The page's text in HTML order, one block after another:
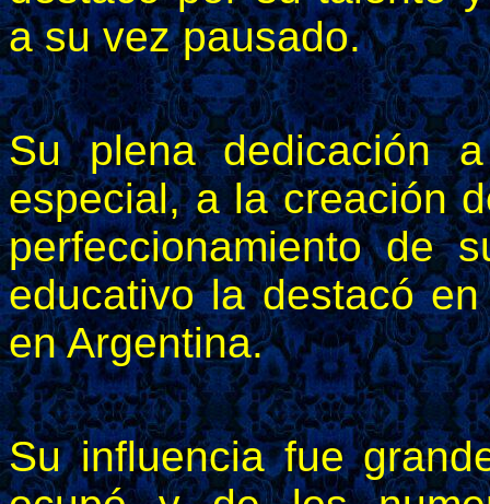
a su vez pausado.
Su plena dedicación
especial, a la creación
perfeccionamiento de
educativo la destacó
en Argentina.
Su influencia fue